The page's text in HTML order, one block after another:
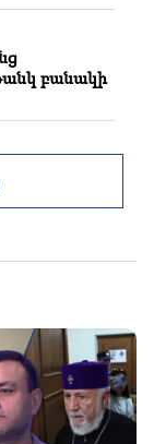
բանակի
չի․
Կարինե